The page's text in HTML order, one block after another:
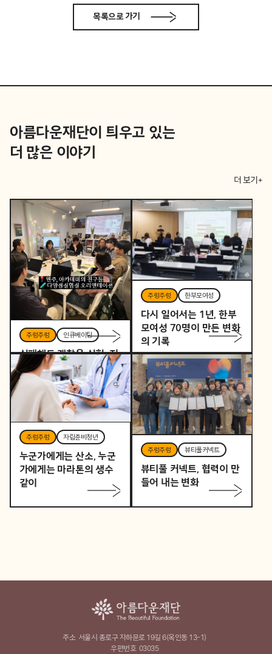
목록으로 가기
아름다운재단이 틔우고 있는
더 많은 이야기
더 보기+
주렁주렁 인큐베이팅
실패해도 괜찮은 실험, 지
역을 바꾸는 작은 시작
주렁주렁 한부모여성
다시 일어서는 1년, 한부
모여성 70명이 만든 변화
의 기록
주렁주렁 자립준비청년
누군가에게는 산소, 누군
가에게는 마라톤의 생수
같이
주렁주렁 뷰티풀커넥트
뷰티풀 커넥트, 협력이 만
들어 내는 변화
주소 서울시 종로구 자하문로 19길 6(옥인동 13-1)
우편번호 03035